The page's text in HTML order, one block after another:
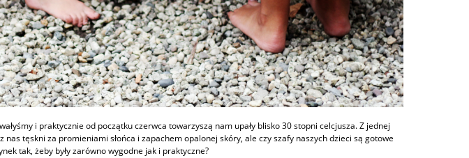
i praktycznie od początku czerwca towarzyszą nam upały blisko 30 stopni celcjusza. Z jednej
tęskni za promieniami słońca i zapachem opalonej skóry, ale czy szafy naszych dzieci są gotowe
tak, żeby były zarówno wygodne jak i praktyczne?